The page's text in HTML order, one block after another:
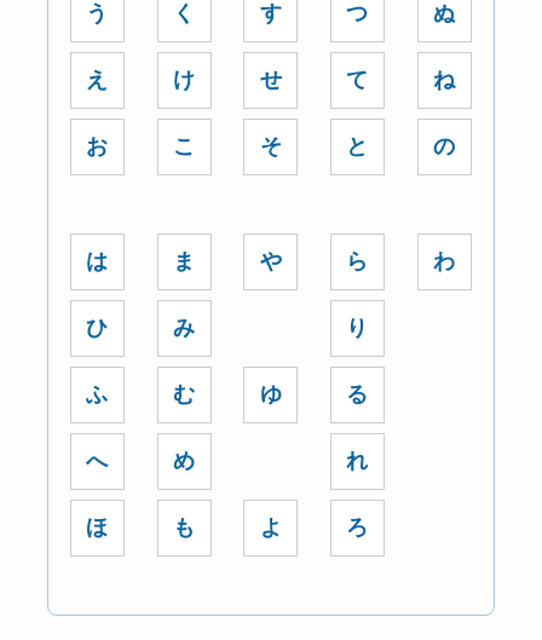
う
え
お
く
け
こ
す
せ
そ
つ
て
と
ぬ
ね
の
は
ひ
ふ
へ
ほ
ま
み
む
め
も
や
ゆ
よ
ら
り
る
れ
ろ
わ